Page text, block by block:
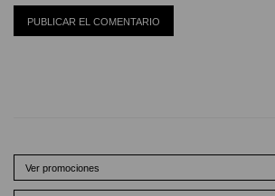
Ver promociones